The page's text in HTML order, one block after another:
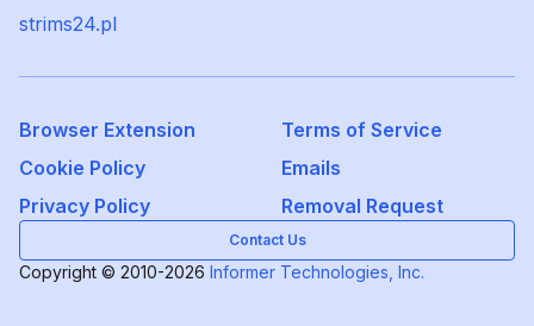
strims24.pl
Browser Extension
Terms of Service
Cookie Policy
Emails
Privacy Policy
Removal Request
Contact Us
Copyright © 2010-2026 Informer Technologies, Inc.